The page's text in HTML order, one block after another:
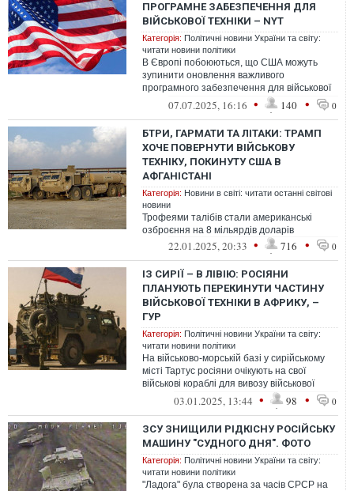
ПРОГРАМНЕ ЗАБЕЗПЕЧЕННЯ ДЛЯ
ВІЙСЬКОВОЇ ТЕХНІКИ – NYT
Категорія: Політичні новини України та світу:
читати новини політики
В Європі побоюються, що США можуть
зупинити оновлення важливого
програмного забезпечення для військової
техніки на тлі рішення Пентагону
07.07.2025, 16:16 • 140 • 0
БТРИ, ГАРМАТИ ТА ЛІТАКИ: ТРАМП
ХОЧЕ ПОВЕРНУТИ ВІЙСЬКОВУ
ТЕХНІКУ, ПОКИНУТУ США В
АФГАНІСТАНІ
Категорія: Новини в світі: читати останні світові
новини
Трофеями талібів стали американські
озброєння на 8 мільярдів доларів
22.01.2025, 20:33 • 716 • 0
ІЗ СИРІЇ – В ЛІВІЮ: РОСІЯНИ
ПЛАНУЮТЬ ПЕРЕКИНУТИ ЧАСТИНУ
ВІЙСЬКОВОЇ ТЕХНІКИ В АФРИКУ, –
ГУР
Категорія: Політичні новини України та світу:
читати новини політики
На військово-морській базі у сирійському
місті Тартус росіяни очікують на свої
військові кораблі для вивозу військової
техніки та озброєння.
03.01.2025, 13:44 • 98 • 0
ЗСУ ЗНИЩИЛИ РІДКІСНУ РОСІЙСЬКУ
МАШИНУ "СУДНОГО ДНЯ". ФОТО
Категорія: Політичні новини України та світу:
читати новини політики
"Ладога" була створена за часів СРСР на